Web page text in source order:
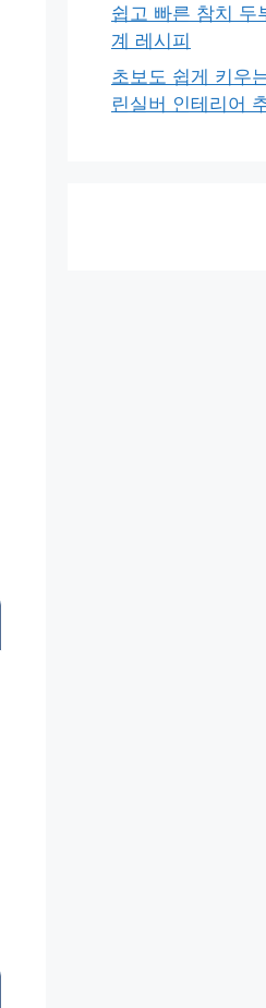
쉽고 빠른 참치 두
계 레시피
초보도 쉽게 키우
린실버 인테리어